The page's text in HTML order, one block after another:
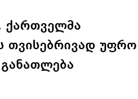
ქართველმა
თვისებრივად უფრო